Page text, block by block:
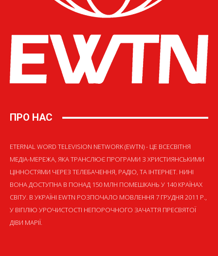
ПРО НАС
ETERNAL WORD TELEVISION NETWORK (EWTN) - ЦЕ ВСЕСВІТНЯ
МЕДІА-МЕРЕЖА, ЯКА ТРАНСЛЮЄ ПРОГРАМИ З ХРИСТИЯНСЬКИМИ
ЦІННОСТЯМИ ЧЕРЕЗ ТЕЛЕБАЧЕННЯ, РАДІО, ТА ІНТЕРНЕТ. НИНІ
ВОНА ДОСТУПНА В ПОНАД 150 МЛН ПОМЕШКАНЬ У 140 КРАЇНАХ
СВІТУ. В УКРАЇНІ EWTN РОЗПОЧАЛО МОВЛЕННЯ 7 ГРУДНЯ 2011 Р.,
У ВІГІЛІЮ УРОЧИСТОСТІ НЕПОРОЧНОГО ЗАЧАТТЯ ПРЕСВЯТОЇ
ДІВИ МАРІЇ.